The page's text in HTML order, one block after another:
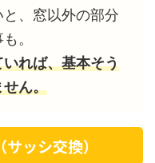
、窓以外の部分
。
れば、基本そう
せん。
ッシ交換）